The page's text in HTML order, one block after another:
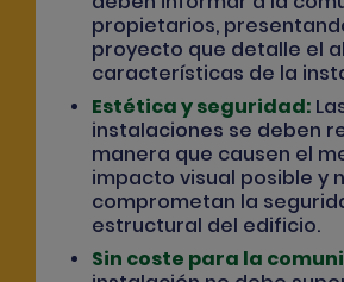
propietarios,
proyecto que detalle el
características de la
Estética y seguridad:
instalaciones se deben
manera que causen el
impacto visual posible y
comprometan la
estructural del edificio.
Sin coste para la